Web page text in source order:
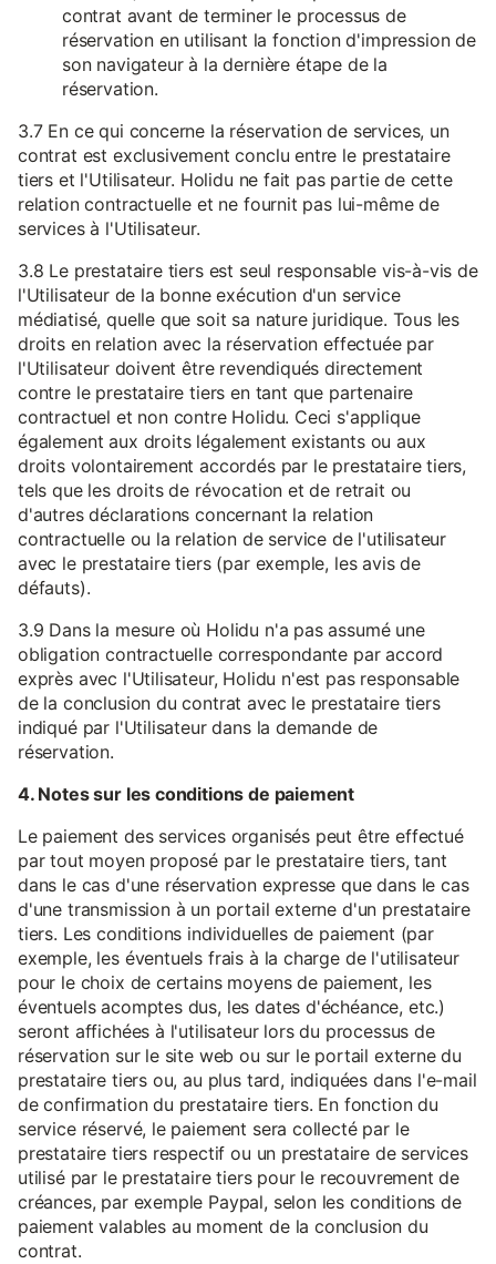
contrat avant de terminer le processus de
réservation en utilisant la fonction d'impression de
son navigateur à la dernière étape de la
réservation.
3.7 En ce qui concerne la réservation de services, un
contrat est exclusivement conclu entre le prestataire
tiers et l'Utilisateur. Holidu ne fait pas partie de cette
relation contractuelle et ne fournit pas lui-même de
services à l'Utilisateur.
3.8 Le prestataire tiers est seul responsable vis-à-vis de
l'Utilisateur de la bonne exécution d'un service
médiatisé, quelle que soit sa nature juridique. Tous les
droits en relation avec la réservation effectuée par
l'Utilisateur doivent être revendiqués directement
contre le prestataire tiers en tant que partenaire
contractuel et non contre Holidu. Ceci s'applique
également aux droits légalement existants ou aux
droits volontairement accordés par le prestataire tiers,
tels que les droits de révocation et de retrait ou
d'autres déclarations concernant la relation
contractuelle ou la relation de service de l'utilisateur
avec le prestataire tiers (par exemple, les avis de
défauts).
3.9 Dans la mesure où Holidu n'a pas assumé une
obligation contractuelle correspondante par accord
exprès avec l'Utilisateur, Holidu n'est pas responsable
de la conclusion du contrat avec le prestataire tiers
indiqué par l'Utilisateur dans la demande de
réservation.
4. Notes sur les conditions de paiement
Le paiement des services organisés peut être effectué
par tout moyen proposé par le prestataire tiers, tant
dans le cas d'une réservation expresse que dans le cas
d'une transmission à un portail externe d'un prestataire
tiers. Les conditions individuelles de paiement (par
exemple, les éventuels frais à la charge de l'utilisateur
pour le choix de certains moyens de paiement, les
éventuels acomptes dus, les dates d'échéance, etc.)
seront affichées à l'utilisateur lors du processus de
réservation sur le site web ou sur le portail externe du
prestataire tiers ou, au plus tard, indiquées dans l'e-mail
de confirmation du prestataire tiers. En fonction du
service réservé, le paiement sera collecté par le
prestataire tiers respectif ou un prestataire de services
utilisé par le prestataire tiers pour le recouvrement de
créances, par exemple Paypal, selon les conditions de
paiement valables au moment de la conclusion du
contrat.